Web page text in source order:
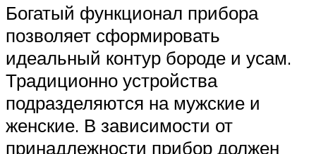
Богатый функционал прибора
позволяет сформировать
идеальный контур бороде и усам.
Традиционно устройства
подразделяются на мужские и
женские. В зависимости от
принадлежности прибор должен